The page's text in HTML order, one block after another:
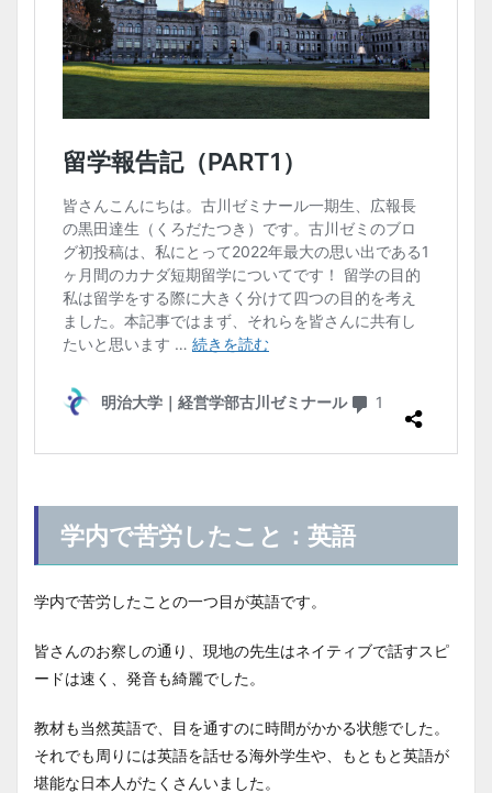
学内で苦労したこと：英語
学内で苦労したことの一つ目が英語です。
皆さんのお察しの通り、現地の先生はネイティブで話すスピ
ードは速く、発音も綺麗でした。
教材も当然英語で、目を通すのに時間がかかる状態でした。
それでも周りには英語を話せる海外学生や、もともと英語が
堪能な日本人がたくさんいました。